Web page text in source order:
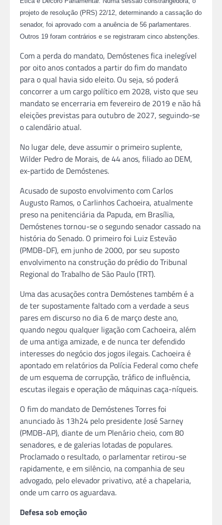
projeto de resolução (PRS) 22/12, determinando a cassação do
senador, foi aprovado com a anuência de 56 parlamentares.
Outros 19 foram contrários e se registraram cinco abstenções.
Com a perda do mandato, Demóstenes fica inelegível
por oito anos contados a partir do fim do mandato
para o qual havia sido eleito. Ou seja, só poderá
concorrer a um cargo político em 2028, visto que seu
mandato se encerraria em fevereiro de 2019 e não há
eleições previstas para outubro de 2027, seguindo-se
o calendário atual.
No lugar dele, deve assumir o primeiro suplente,
Wilder Pedro de Morais, de 44 anos, filiado ao DEM,
ex-partido de Demóstenes.
Acusado de suposto envolvimento com Carlos
Augusto Ramos, o Carlinhos Cachoeira, atualmente
preso na penitenciária da Papuda, em Brasília,
Demóstenes tornou-se o segundo senador cassado na
história do Senado. O primeiro foi Luiz Estevão
(PMDB-DF), em junho de 2000, por seu suposto
envolvimento na construção do prédio do Tribunal
Regional do Trabalho de São Paulo (TRT).
Uma das acusações contra Demóstenes também é a
de ter supostamente faltado com a verdade a seus
pares em discurso no dia 6 de março deste ano,
quando negou qualquer ligação com Cachoeira, além
de uma antiga amizade, e de nunca ter defendido
interesses do negócio dos jogos ilegais. Cachoeira é
apontado em relatórios da Polícia Federal como chefe
de um esquema de corrupção, tráfico de influência,
escutas ilegais e operação de máquinas caça-níqueis.
O fim do mandato de Demóstenes Torres foi
anunciado às 13h24 pelo presidente José Sarney
(PMDB-AP), diante de um Plenário cheio, com 80
senadores, e de galerias lotadas de populares.
Proclamado o resultado, o parlamentar retirou-se
rapidamente, e em silêncio, na companhia de seu
advogado, pelo elevador privativo, até a chapelaria,
onde um carro os aguardava.
Defesa sob emoção